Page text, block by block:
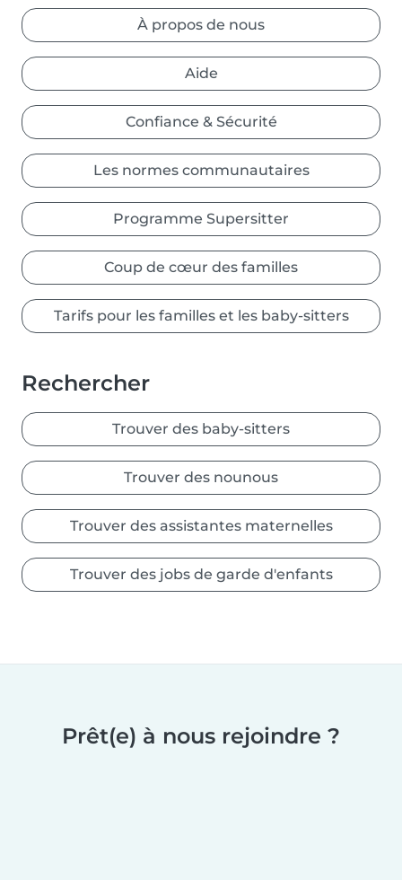
À propos de nous
Aide
Confiance & Sécurité
Les normes communautaires
Programme Supersitter
Coup de cœur des familles
Tarifs pour les familles et les baby-sitters
Rechercher
Trouver des baby-sitters
Trouver des nounous
Trouver des assistantes maternelles
Trouver des jobs de garde d'enfants
Prêt(e) à nous rejoindre ?